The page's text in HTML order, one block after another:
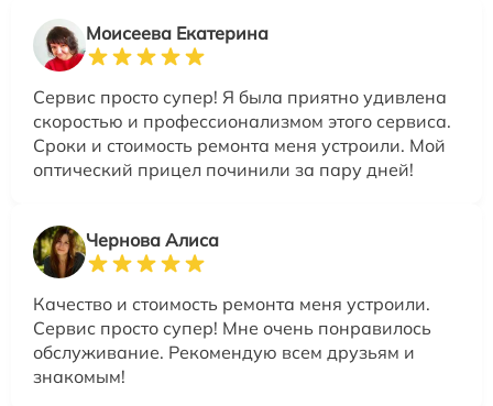
Моисеева Екатерина
Сервис просто супер! Я была приятно удивлена
скоростью и профессионализмом этого сервиса.
Сроки и стоимость ремонта меня устроили. Мой
оптический прицел починили за пару дней!
Чернова Алиса
Качество и стоимость ремонта меня устроили.
Сервис просто супер! Мне очень понравилось
обслуживание. Рекомендую всем друзьям и
знакомым!